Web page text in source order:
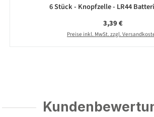
6 Stück - Knopfzelle - LR44
Regulärer Preis:
3,39 €
Preise inkl. MwSt. zzgl.